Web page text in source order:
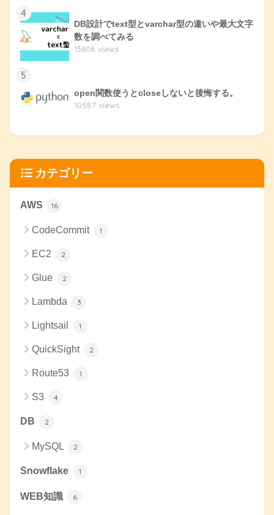
4
DB設計でtext型とvarchar型の違いや最大文字
数を調べてみる
13608 views
5
open関数使うとcloseしないと後悔する。
10587 views
カテゴリー
AWS 16
CodeCommit 1
EC2 2
Glue 2
Lambda 3
Lightsail 1
QuickSight 2
Route53 1
S3 4
DB 2
MySQL 2
Snowflake 1
WEB知識 6